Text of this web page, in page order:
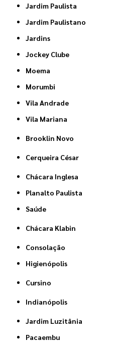
Jardim Paulista
Jardim Paulistano
Jardins
Jockey Clube
Moema
Morumbi
Vila Andrade
Vila Mariana
Brooklin Novo
Cerqueira César
Chácara Inglesa
Planalto Paulista
Saúde
Chácara Klabin
Consolação
Higienópolis
Cursino
Indianópolis
Jardim Luzitânia
Pacaembu